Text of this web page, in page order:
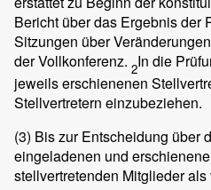
Bericht über das Ergebnis der
Sitzungen über
der Vollkonferenz. 2In die
jeweils erschienenen
Stellvertretern einzubeziehen.
(3) Bis zur Entscheidung über
eingeladenen und
stellvertretenden Mitglieder